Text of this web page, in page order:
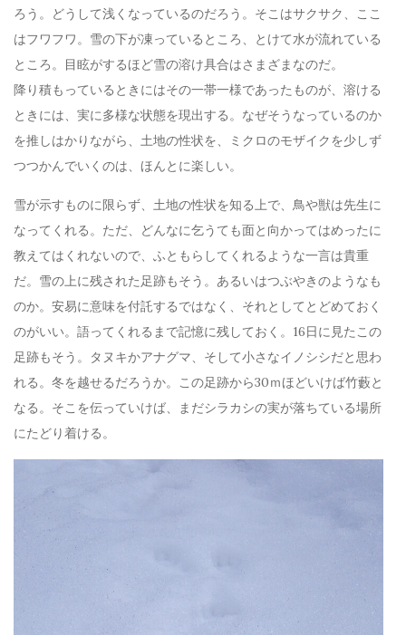
ろう。どうして浅くなっているのだろう。そこはサクサク、ここ
はフワフワ。雪の下が凍っているところ、とけて水が流れている
ところ。目眩がするほど雪の溶け具合はさまざまなのだ。
降り積もっているときにはその一帯一様であったものが、溶ける
ときには、実に多様な状態を現出する。なぜそうなっているのか
を推しはかりながら、土地の性状を、ミクロのモザイクを少しず
つつかんでいくのは、ほんとに楽しい。
雪が示すものに限らず、土地の性状を知る上で、鳥や獣は先生に
なってくれる。ただ、どんなに乞うても面と向かってはめったに
教えてはくれないので、ふともらしてくれるような一言は貴重
だ。雪の上に残された足跡もそう。あるいはつぶやきのようなも
のか。安易に意味を付託するではなく、それとしてとどめておく
のがいい。語ってくれるまで記憶に残しておく。16日に見たこの
足跡もそう。タヌキかアナグマ、そして小さなイノシシだと思わ
れる。冬を越せるだろうか。この足跡から30ｍほどいけば竹藪と
なる。そこを伝っていけば、まだシラカシの実が落ちている場所
にたどり着ける。